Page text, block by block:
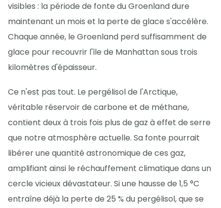
visibles : la période de fonte du Groenland dure
maintenant un mois et la perte de glace s'accélère.
Chaque année, le Groenland perd suffisamment de
glace pour recouvrir l'île de Manhattan sous trois
kilomètres d'épaisseur.
Ce n'est pas tout. Le pergélisol de l'Arctique,
véritable réservoir de carbone et de méthane,
contient deux à trois fois plus de gaz à effet de serre
que notre atmosphère actuelle. Sa fonte pourrait
libérer une quantité astronomique de ces gaz,
amplifiant ainsi le réchauffement climatique dans un
cercle vicieux dévastateur. Si une hausse de 1,5 °C
entraîne déjà la perte de 25 % du pergélisol, que se